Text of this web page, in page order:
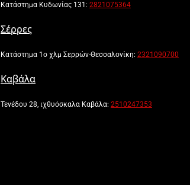
Κατάστημα Κυδωνίας 131: 2821075364
Σέρρες
Κατάστημα 1ο χλμ Σερρών-Θεσσαλονίκη: 2321090700
Καβάλα
Τενέδου 28, ιχθυόσκαλα Καβάλα: 2510247353